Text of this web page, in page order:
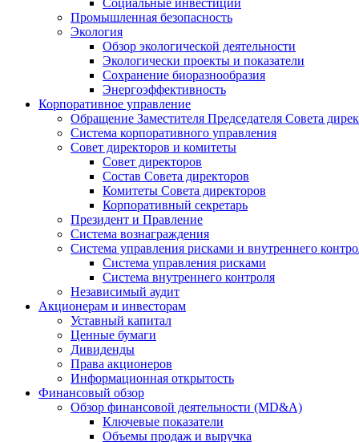
Социальные инвестиции
Промышленная безопасность
Экология
Обзор экологической деятельности
Экологически проекты и показатели
Сохранение биоразнообразия
Энергоэффективность
Корпоративное управление
Обращение Заместителя Председателя Совета
Система корпоративного управления
Совет директоров и комитеты
Совет директоров
Состав Совета директоров
Комитеты Совета директоров
Корпоративный секретарь
Президент и Правление
Система вознаграждения
Система управления рисками и внутреннего
Система управления рисками
Система внутреннего контроля
Независимый аудит
Акционерам и инвесторам
Уставный капитал
Ценные бумаги
Дивиденды
Права акционеров
Информационная открытость
Финансовый обзор
Обзор финансовой деятельности (MD&A)
Ключевые показатели
Объемы продаж и выручка